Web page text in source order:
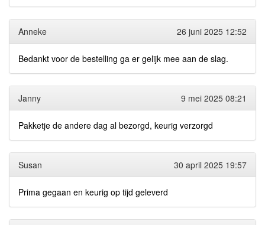
Anneke 26 juni 2025 12:52
Bedankt voor de bestelling ga er gelijk mee aan de slag.
Janny 9 mei 2025 08:21
Pakketje de andere dag al bezorgd, keurig verzorgd
Susan 30 april 2025 19:57
Prima gegaan en keurig op tijd geleverd